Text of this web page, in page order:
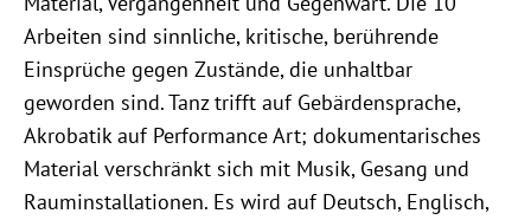
Arbeiten sind sinnliche, kritische, berührende
Einsprüche gegen Zustände, die unhaltbar
geworden sind. Tanz trifft auf Gebärdensprache,
Akrobatik auf Performance Art; dokumentarisches
Material verschränkt sich mit Musik, Gesang und
Rauminstallationen. Es wird auf Deutsch, Englisch,